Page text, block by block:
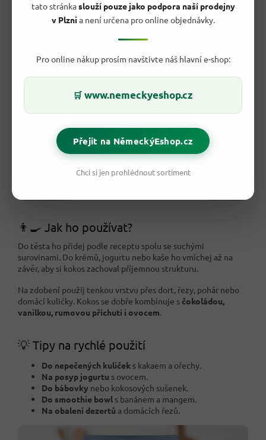
tato stránkaslouží pouze jako podpora naší prodejny
v Plznia není určena pro online objednávky.
Pro online nákup prosím navštivte náš hlavní e-shop:
🛒 www.nemeckyeshop.cz
Přejít na NěmeckýEshop.cz
Chci si jen prohlédnout sortiment
Značka G&Gz německého sortimentu EDEKA.
👨‍🍳 Jak ho používat?
Do těsta ho přidej podle receptu spolu se suchými
surovinami. Do krémů, jogurtu nebo kaše ho vmíchej až na
závěr, aby si kokos zachoval příjemnou strukturu.
Na zdobení použij tenkou vrstvu přes dort, řezy, pohár nebo
domácí kuličky. Kokos se dobře kombinuje s čokoládou,
vanilkou, rumovou příchutí i ovocem.
💡 Tipy na rychlé použití
Do nepečených kuliček s kakaem a ořechy.
Na posyp jogurtu s ovocem.
Do bábovky nebo kokosových sušenek.
Do smoothie bowl s banánem a mangem.
Na obalení dezertů a domácích řezů.